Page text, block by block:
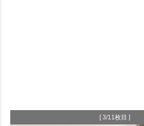
[ 3/11枚目 ]